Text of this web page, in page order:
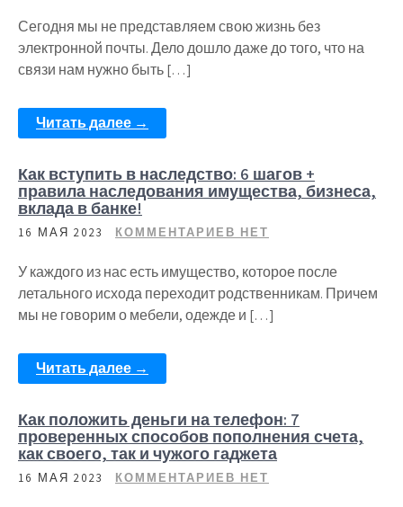
Сегодня мы не представляем свою жизнь без
электронной почты. Дело дошло даже до того, что на
связи нам нужно быть […]
Читать далее →
Как вступить в наследство: 6 шагов +
правила наследования имущества, бизнеса,
вклада в банке!
16 МАЯ 2023 КОММЕНТАРИЕВ НЕТ
У каждого из нас есть имущество, которое после
летального исхода переходит родственникам. Причем
мы не говорим о мебели, одежде и […]
Читать далее →
Как положить деньги на телефон: 7
проверенных способов пополнения счета,
как своего, так и чужого гаджета
16 МАЯ 2023 КОММЕНТАРИЕВ НЕТ